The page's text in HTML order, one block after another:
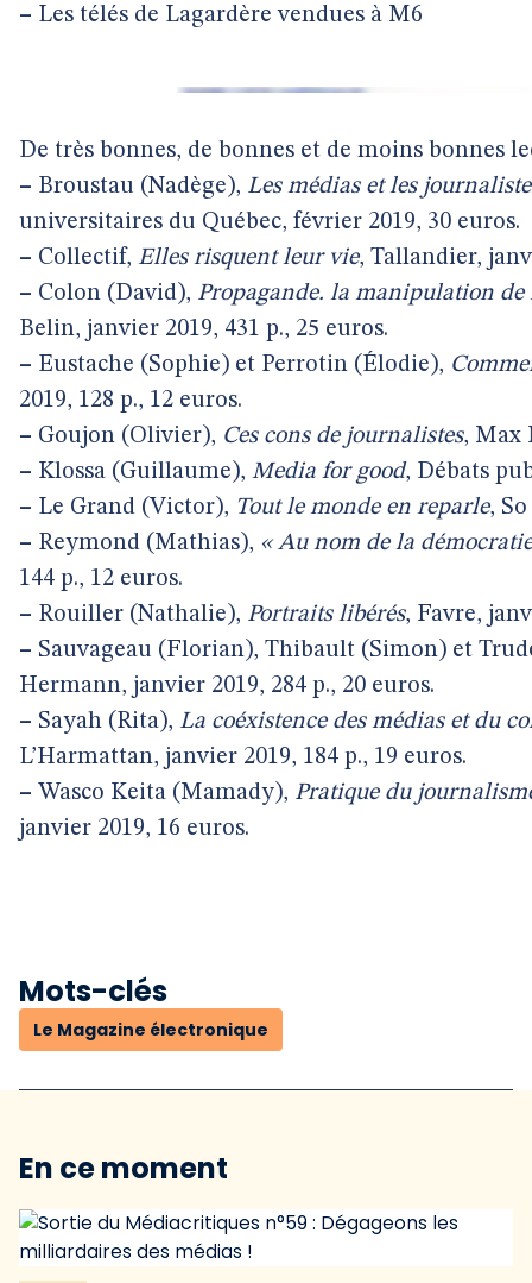
– Les télés de Lagardère vendues à M6
De très bonnes, de bonnes et de moins bonnes
– Broustau (Nadège), Les médias et les
universitaires du Québec, février 2019, 30 euros.
– Collectif, Elles risquent leur vie, Tallandier,
– Colon (David), Propagande. la manipulation de
Belin, janvier 2019, 431 p., 25 euros.
– Eustache (Sophie) et Perrotin (Élodie),
2019, 128 p., 12 euros.
– Goujon (Olivier), Ces cons de journalistes, Max
– Klossa (Guillaume), Media for good, Débats
– Le Grand (Victor), Tout le monde en reparle,
– Reymond (Mathias), « Au nom de la
144 p., 12 euros.
– Rouiller (Nathalie), Portraits libérés, Favre,
– Sauvageau (Florian), Thibault (Simon) et
Hermann, janvier 2019, 284 p., 20 euros.
– Sayah (Rita), La coéxistence des médias et du
L’Harmattan, janvier 2019, 184 p., 19 euros.
– Wasco Keita (Mamady), Pratique du
janvier 2019, 16 euros.
Mots-clés
Le Magazine électronique
En ce moment